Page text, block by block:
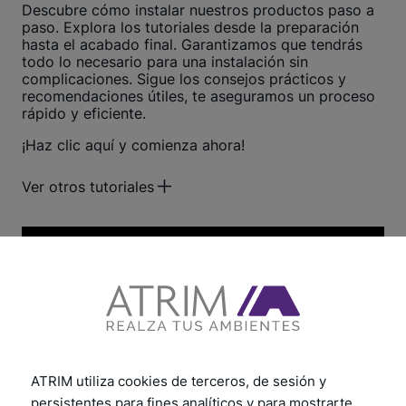
Descubre cómo instalar nuestros productos paso a
paso. Explora los tutoriales desde la preparación
hasta el acabado final. Garantizamos que tendrás
todo lo necesario para una instalación sin
complicaciones. Sigue los consejos prácticos y
recomendaciones útiles, te aseguramos un proceso
rápido y eficiente.
¡Haz clic aquí y comienza ahora!
Ver otros tutoriales
ATRIM utiliza cookies de terceros, de sesión y